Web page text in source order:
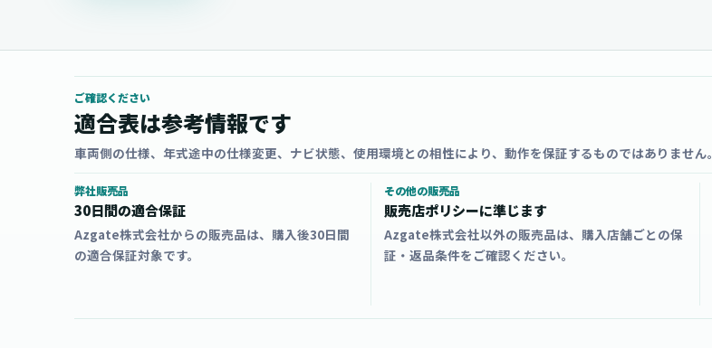
ご確認ください
適合表は参考情報です
車両側の仕様、年式途中の仕様変更、ナビ状態、使用環境との相性により、動作を保証するものではありません。
弊社販売品
30日間の適合保証
Azgate株式会社からの販売品は、購入後30日間
の適合保証対象です。
その他の販売品
販売店ポリシーに準じます
Azgate株式会社以外の販売品は、購入店舗ごとの保
証・返品条件をご確認ください。